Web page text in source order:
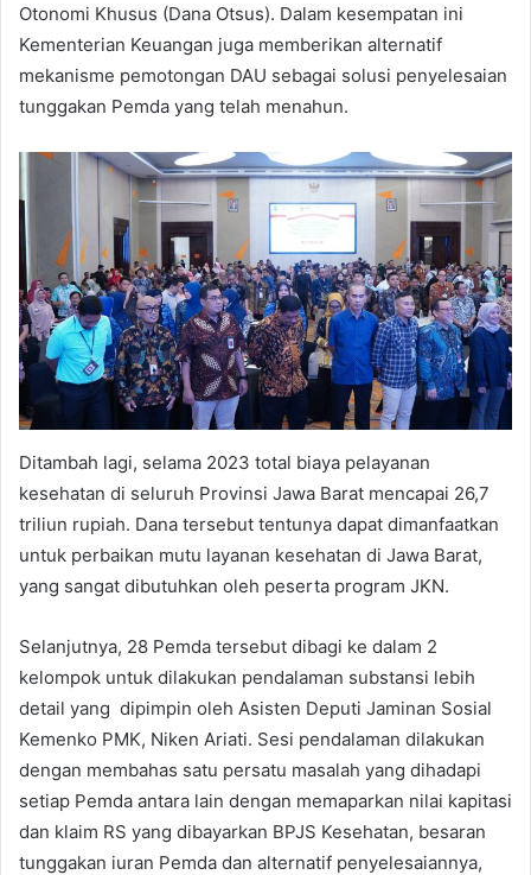
Otonomi Khusus (Dana Otsus). Dalam kesempatan ini
Kementerian Keuangan juga memberikan alternatif
mekanisme pemotongan DAU sebagai solusi penyelesaian
tunggakan Pemda yang telah menahun.
Ditambah lagi, selama 2023 total biaya pelayanan
kesehatan di seluruh Provinsi Jawa Barat mencapai 26,7
triliun rupiah. Dana tersebut tentunya dapat dimanfaatkan
untuk perbaikan mutu layanan kesehatan di Jawa Barat,
yang sangat dibutuhkan oleh peserta program JKN.
Selanjutnya, 28 Pemda tersebut dibagi ke dalam 2
kelompok untuk dilakukan pendalaman substansi lebih
detail yang dipimpin oleh Asisten Deputi Jaminan Sosial
Kemenko PMK, Niken Ariati. Sesi pendalaman dilakukan
dengan membahas satu persatu masalah yang dihadapi
setiap Pemda antara lain dengan memaparkan nilai kapitasi
dan klaim RS yang dibayarkan BPJS Kesehatan, besaran
tunggakan iuran Pemda dan alternatif penyelesaiannya,